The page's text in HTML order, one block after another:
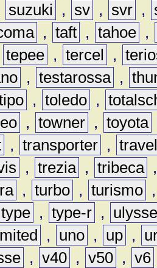
suzuki , sv , svr ,
, taft , tahoe ,
tepee , tercel ,
, testarossa ,
, toledo ,
, towner , toyota
, transporter ,
, trezia , tribeca
, turbo , turismo
type , type-r ,
, uno , up ,
, v40 , v50 , v6